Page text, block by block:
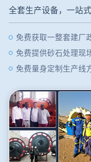
全套生产设备，一站
免费获取一整套建厂
免费提供砂石处理现
免费量身定制生产线